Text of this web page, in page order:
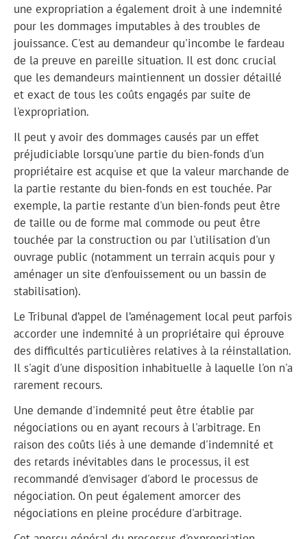
une expropriation a également droit à une indemnité
pour les dommages imputables à des troubles de
jouissance. C'est au demandeur qu'incombe le fardeau
de la preuve en pareille situation. Il est donc crucial
que les demandeurs maintiennent un dossier détaillé
et exact de tous les coûts engagés par suite de
l'expropriation.
Il peut y avoir des dommages causés par un effet
préjudiciable lorsqu'une partie du bien-fonds d'un
propriétaire est acquise et que la valeur marchande de
la partie restante du bien-fonds en est touchée. Par
exemple, la partie restante d'un bien-fonds peut être
de taille ou de forme mal commode ou peut être
touchée par la construction ou par l'utilisation d'un
ouvrage public (notamment un terrain acquis pour y
aménager un site d'enfouissement ou un bassin de
stabilisation).
Le Tribunal d’appel de l’aménagement local peut parfois
accorder une indemnité à un propriétaire qui éprouve
des difficultés particulières relatives à la réinstallation.
Il s'agit d'une disposition inhabituelle à laquelle l'on n'a
rarement recours.
Une demande d'indemnité peut être établie par
négociations ou en ayant recours à l'arbitrage. En
raison des coûts liés à une demande d'indemnité et
des retards inévitables dans le processus, il est
recommandé d'envisager d'abord le processus de
négociation. On peut également amorcer des
négociations en pleine procédure d'arbitrage.